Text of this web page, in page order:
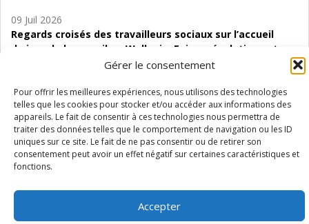
Gérer le consentement
Pour offrir les meilleures expériences, nous utilisons des technologies
telles que les cookies pour stocker et/ou accéder aux informations des
appareils. Le fait de consentir à ces technologies nous permettra de
traiter des données telles que le comportement de navigation ou les ID
uniques sur ce site. Le fait de ne pas consentir ou de retirer son
consentement peut avoir un effet négatif sur certaines caractéristiques et
fonctions.
Accepter
09 Juil 2026
Regards croisés des travailleurs sociaux sur l’accueil
de jour de bas seuil en Wallonie. Enjeux, évolutions et
06 Juil 2026
Étude d’évaluabilité des Structures
d’accompagnement à l’autocréation d’emploi (SAACE)
01 Juil 2026
Pénurie du personnel infirmier :quels indicateurs
Wallonie ?